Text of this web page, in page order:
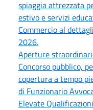
spiaggia attrezzata
estivo e servizi
Commercio al
2026.
Aperture
Concorso pubblico,
copertura a tempo
di Funzionario
Elevate